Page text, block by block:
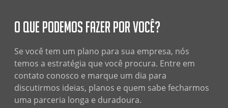
O que podemos fazer por você?
Se você tem um plano para sua empresa, nós
temos a estratégia que você procura. Entre em
contato conosco e marque um dia para
discutirmos ideias, planos e quem sabe fecharmos
uma parceria longa e duradoura.